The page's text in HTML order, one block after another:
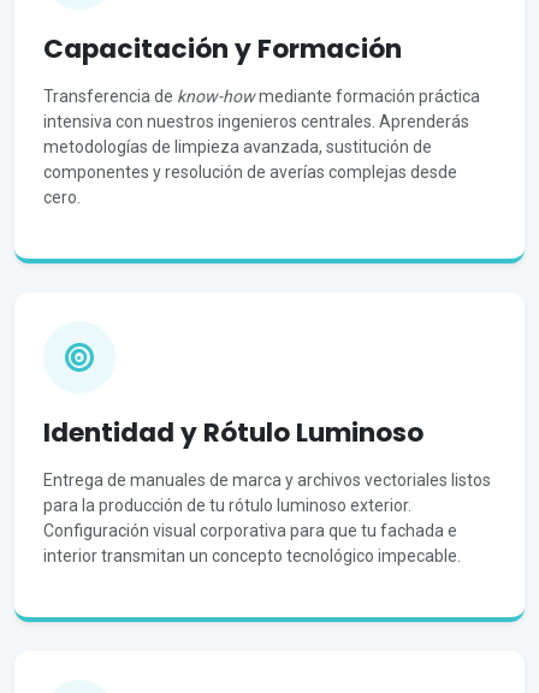
Capacitación y Formación
Transferencia de know-howmediante formación práctica
intensiva con nuestros ingenieros centrales. Aprenderás
metodologías de limpieza avanzada, sustitución de
componentes y resolución de averías complejas desde
cero.
Identidad y Rótulo Luminoso
Entrega de manuales de marca y archivos vectoriales listos
para la producción de tu rótulo luminoso exterior.
Configuración visual corporativa para que tu fachada e
interior transmitan un concepto tecnológico impecable.